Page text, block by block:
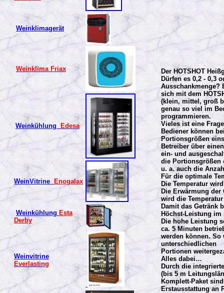
Weinklimagerät
Weinklima Friax
WeinkühlungEdesa
WeinVitrineEnogalax
WeinkühlungEsta
Derby
Weinvitrine
Everlasting
Der HOTSHOT
Dürfen es 0,2 - 0,3
Ausschankmenge?
sich mit dem
(klein, mittel, groß
genau so viel im
programmieren.
Vieles ist eine
Bediener können
Portionsgrößen
Betreiber über
ein- und
die Portionsgrößen
u. a. auch die
Für die optimale
Die Temperatur
Die Erwärmung der
wird die
Damit das Getränk
Höchst-Leistung
Die hohe Leistung
ca. 5 Minuten
werden können. So
unterschiedlichen
Portionen
Alles dabei…
Durch die
(bis 5 m
Komplett-Paket
Erstausstattung an